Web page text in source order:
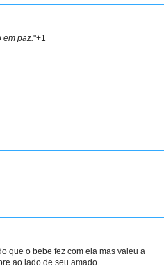
paz. "+1
que o bebe fez com ela mas valeu a
ao lado de seu amado